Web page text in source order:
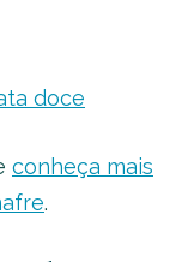
doce
conheça mais
.